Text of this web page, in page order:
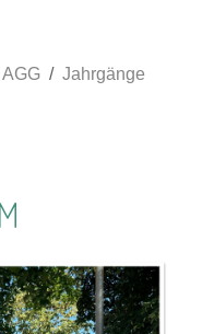
AGG Jahrgänge